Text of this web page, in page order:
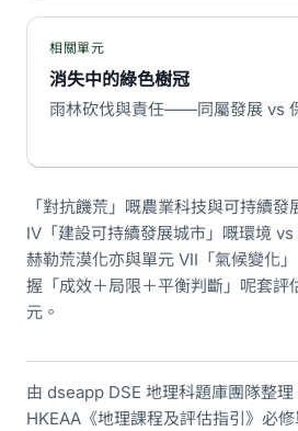
相關單元
消失中的綠色樹冠
雨林砍伐與責任——同屬發展 vs
「對抗饑荒」嘅農業科技與可持續
IV「建設可持續發展城市」嘅環境
赫勒荒漠化亦與單元 VII「氣候變化
握「成效＋局限＋平衡判斷」呢套評
元。
由 dseapp DSE 地理科題庫團隊整理
HKEAA《地理課程及評估指引》必